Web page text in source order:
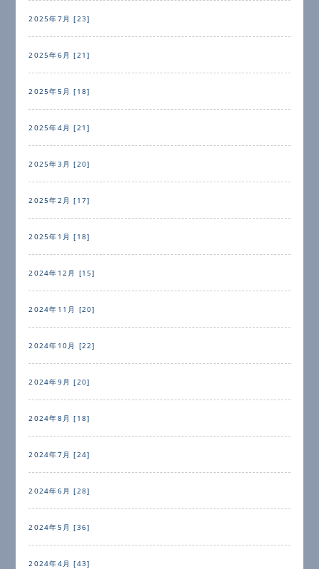
2025年7月 [23]
2025年6月 [21]
2025年5月 [18]
2025年4月 [21]
2025年3月 [20]
2025年2月 [17]
2025年1月 [18]
2024年12月 [15]
2024年11月 [20]
2024年10月 [22]
2024年9月 [20]
2024年8月 [18]
2024年7月 [24]
2024年6月 [28]
2024年5月 [36]
2024年4月 [43]